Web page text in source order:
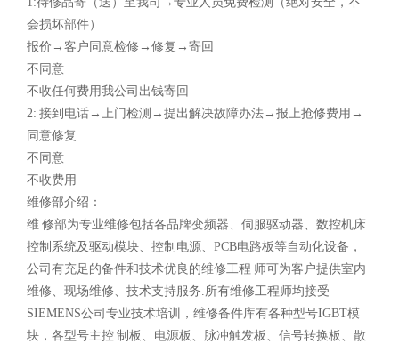
会损坏部件）
报价→客户同意检修→修复→寄回
不同意
不收任何费用我公司出钱寄回
2: 接到电话→上门检测→提出解决故障办法→报上抢修费用→
同意修复
不同意
不收费用
维修部介绍：
维 修部为专业维修包括各品牌变频器、伺服驱动器、数控机床
控制系统及驱动模块、控制电源、PCB电路板等自动化设备，
公司有充足的备件和技术优良的维修工程 师可为客户提供室内
维修、现场维修、技术支持服务.所有维修工程师均接受
SIEMENS公司专业技术培训，维修备件库有各种型号IGBT模
块，各型号主控 制板、电源板、脉冲触发板、信号转换板、散